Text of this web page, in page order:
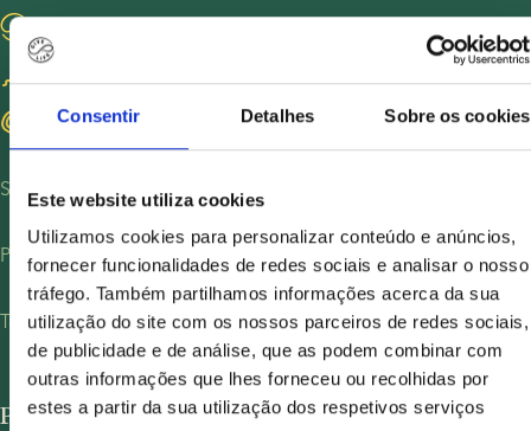
Consentir Detalhes Sobre os cookies
Este website utiliza cookies
Utilizamos cookies para personalizar conteúdo e anúncios,
fornecer funcionalidades de redes sociais e analisar o nosso
tráfego. Também partilhamos informações acerca da sua
utilização do site com os nossos parceiros de redes sociais,
de publicidade e de análise, que as podem combinar com
outras informações que lhes forneceu ou recolhidas por
estes a partir da sua utilização dos respetivos serviços
Por favor, entre em contato
Encontrar doadoras de óvulos
Sobre nós
Sobre nós
Carreiras
Recursos de Imprensa
UN Global Compact
Políticas de privacidade
Política de Privacidade - Clientes
Política de Privacidade - Recrutamento
Cookies
Termos e segurança
Termos e Condições
COVID-19